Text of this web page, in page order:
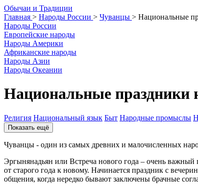
Обычаи и Традиции
Главная > Народы России > Чуванцы > Национальные
Народы России
Европейские народы
Народы Америки
Африканские народы
Народы Азии
Народы Океании
Национальные праздники
Религия Национальный язык Быт Народные промыслы
Показать ещё
Чуванцы - один из самых древних и малочисленных
Эргынянадьян или Встреча нового года – очень
от старого года к новому. Начинается праздник с
общения, когда нередко бывают заключены брачные